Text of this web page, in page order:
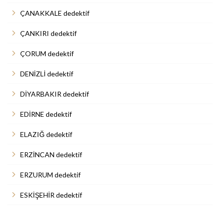
ÇANAKKALE dedektif
ÇANKIRI dedektif
ÇORUM dedektif
DENİZLİ dedektif
DİYARBAKIR dedektif
EDİRNE dedektif
ELAZIĞ dedektif
ERZİNCAN dedektif
ERZURUM dedektif
ESKİŞEHİR dedektif